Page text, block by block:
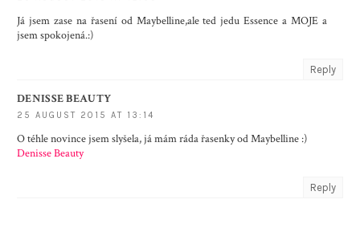
Já jsem zase na řasení od Maybelline,ale ted jedu Essence a MOJE a
jsem spokojená.:)
Reply
DENISSE BEAUTY
25 AUGUST 2015 AT 13:14
O téhle novince jsem slyšela, já mám ráda řasenky od Maybelline :)
Denisse Beauty
Reply